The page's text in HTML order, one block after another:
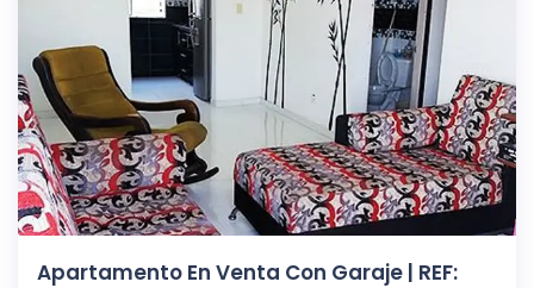
Apartamento En Venta Con Garaje | REF: